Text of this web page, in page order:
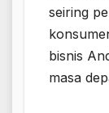
seiring
bisnis
masa